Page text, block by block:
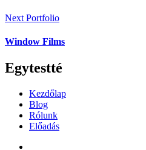
Next Portfolio
Window Films
Egytestté
Kezdőlap
Blog
Rólunk
Előadás